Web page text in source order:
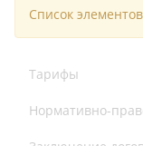
Список
Тарифы
Нормативно-